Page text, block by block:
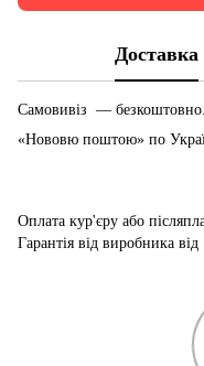
Доставка
Самовивіз — безкоштовно.
«Нововю поштою» по
Оплата кур'єру або
Гарантія від виробника від